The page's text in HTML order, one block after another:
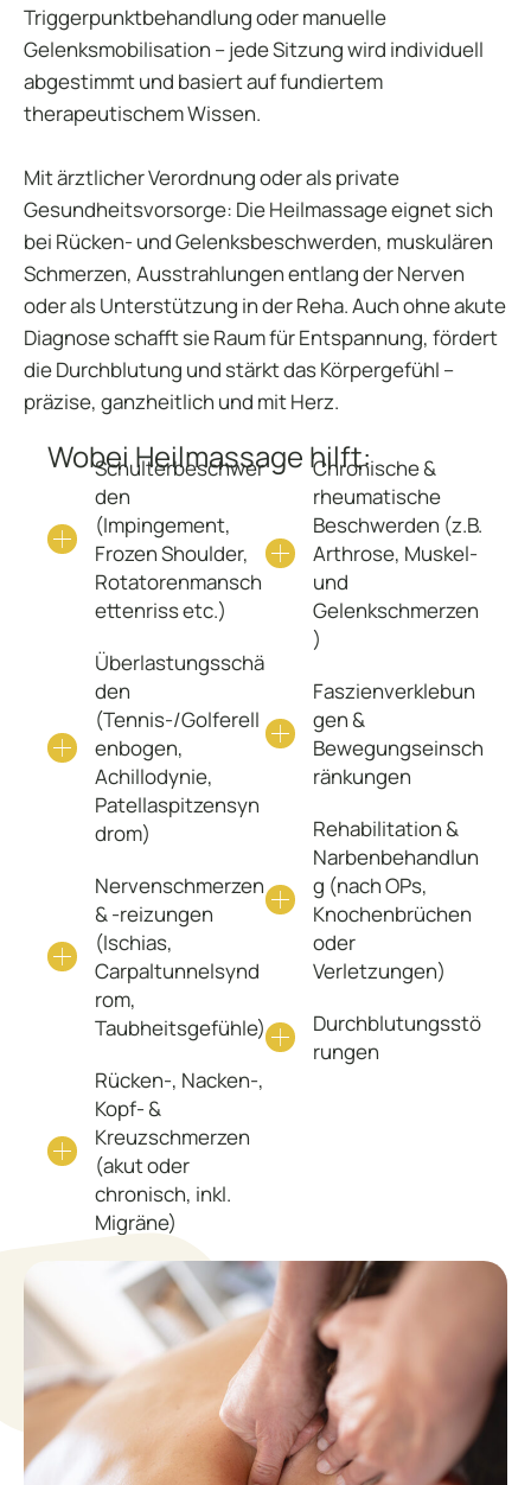
Triggerpunktbehandlung oder manuelle
Gelenksmobilisation – jede Sitzung wird individuell
abgestimmt und basiert auf fundiertem
therapeutischem Wissen.
Mit ärztlicher Verordnung oder als private
Gesundheitsvorsorge: Die Heilmassage eignet sich
bei Rücken- und Gelenksbeschwerden, muskulären
Schmerzen, Ausstrahlungen entlang der Nerven
oder als Unterstützung in der Reha. Auch ohne akute
Diagnose schafft sie Raum für Entspannung, fördert
die Durchblutung und stärkt das Körpergefühl –
präzise, ganzheitlich und mit Herz.
Wobei Heilmassage hilft:
Schulterbeschwer
den
(Impingement,
Frozen Shoulder,
Rotatorenmansch
ettenriss etc.)
Überlastungsschä
den
(Tennis-/Golferell
enbogen,
Achillodynie,
Patellaspitzensyn
drom)
Nervenschmerzen
& -reizungen
(Ischias,
Carpaltunnelsynd
rom,
Taubheitsgefühle)
Rücken-, Nacken-,
Kopf- &
Kreuzschmerzen
(akut oder
chronisch, inkl.
Migräne)
Chronische &
rheumatische
Beschwerden (z.B.
Arthrose, Muskel-
und
Gelenkschmerzen
)
Faszienverklebun
gen &
Bewegungseinsch
ränkungen
Rehabilitation &
Narbenbehandlun
g (nach OPs,
Knochenbrüchen
oder
Verletzungen)
Durchblutungsstö
rungen